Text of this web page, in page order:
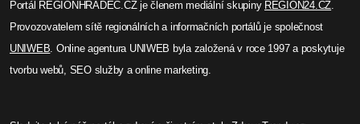
Portál REGIONHRADEC.CZ je členem mediální skupiny REGION24.CZ.
Provozovatelem sítě regionálních a informačních portálů je společnost
UNIWEB. Online agentura UNIWEB byla založená v roce 1997 a poskytuje
tvorbu webů, SEO služby a online marketing.